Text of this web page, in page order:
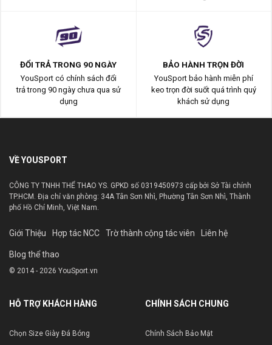
ĐỔI TRẢ TRONG 90 NGÀY
YouSport có chính sách đổi
trả trong 90 ngày chưa qua sử
dụng
BẢO HÀNH TRỌN ĐỜI
YouSport bảo hành miễn phí
keo trọn đời suốt quá trình quý
khách sử dụng
VỀ YOUSPORT
CÔNG TY TNHH THỂ THAO YS. GPKD số 0319450973 cấp bởi Sở Tài chính
TP.HCM. Địa chỉ văn phòng: 34A Tân Sơn Nhì, Phường Tân Sơn Nhì, Thành
phố Hồ Chí Minh, Việt Nam.
Giới Thiệu Hợp tác NCC Trờ thành cộng tác viên Liên hệ
Blog thể thao
© 2014 - 2026 YouSport.vn
HỖ TRỢ KHÁCH HÀNG
Chọn Size Giày Đá Bóng
CHÍNH SÁCH CHUNG
Chính Sách Bảo Mật